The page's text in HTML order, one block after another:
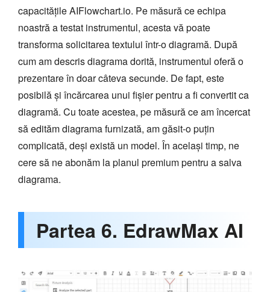
capacitățile AIFlowchart.io. Pe măsură ce echipa
noastră a testat instrumentul, acesta vă poate
transforma solicitarea textului într-o diagramă. După
cum am descris diagrama dorită, instrumentul oferă o
prezentare în doar câteva secunde. De fapt, este
posibilă și încărcarea unui fișier pentru a fi convertit ca
diagramă. Cu toate acestea, pe măsură ce am încercat
să edităm diagrama furnizată, am găsit-o puțin
complicată, deși există un model. În același timp, ne
cere să ne abonăm la planul premium pentru a salva
diagrama.
Partea 6. EdrawMax AI